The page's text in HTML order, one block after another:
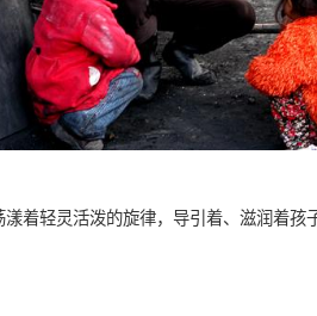
着轻灵活泼的旋律，导引着、滋润着孩